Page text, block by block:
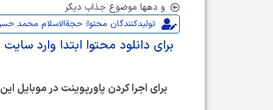
و دهها موضوع جذاب دیگر
تولیدکنندگان محتوا: حجةالاسلام محمد
برای دانلود محتوا ابتدا وارد
برای اجرا کردن پاورپوینت در موبایل این